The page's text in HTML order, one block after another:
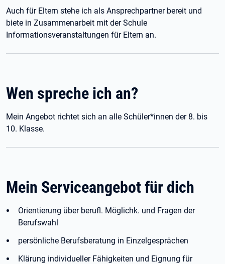
Auch für Eltern stehe ich als Ansprechpartner bereit und
biete in Zusammenarbeit mit der Schule
Informationsveranstaltungen für Eltern an.
Wen spreche ich an?
Mein Angebot richtet sich an alle Schüler*innen der 8. bis
10. Klasse.
Mein Serviceangebot für dich
Orientierung über berufl. Möglichk. und Fragen der
Berufswahl
persönliche Berufsberatung in Einzelgesprächen
Klärung individueller Fähigkeiten und Eignung für